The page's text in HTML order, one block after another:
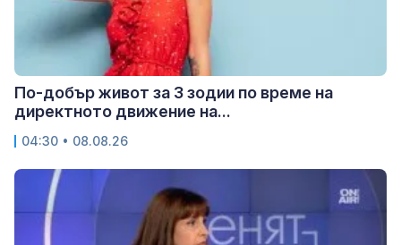
По-добър живот за 3 зодии по време на
директното движение на...
04:30 • 08.08.26